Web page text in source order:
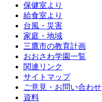
保健室より
給食室より
台風・災害
家庭・地域
三鷹市の教育計画
おおさわ学園一覧
関連リンク
サイトマップ
ご意見・お問い合わせ
資料